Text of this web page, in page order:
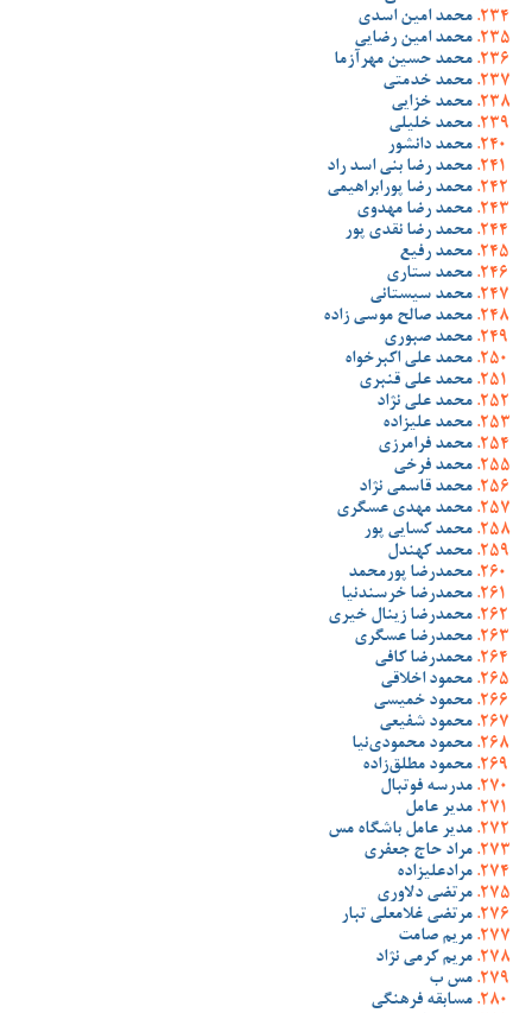
محمد امین اسدی
محمد امین رضایی
محمد حسین مهرآزما
محمد خدمتی
محمد خزایی
محمد خلیلی
محمد دانشور
محمد رضا بنی اسد راد
محمد رضا پورابراهیمی
محمد رضا مهدوی
محمد رضا نقدی پور
محمد رفیع
محمد ستاری
محمد سیستانی
محمد صالح موسی زاده
محمد صبوری
محمد علی اکبرخواه
محمد علی قنبری
محمد علی نژاد
محمد علیزاده
محمد فرامرزی
محمد فرخی
محمد قاسمی نژاد
محمد مهدی عسگری
محمد کسایی پور
محمد کهندل
محمدرضا پورمحمد
محمدرضا خرسندنیا
محمدرضا زینال خیری
محمدرضا عسگری
محمدرضا کافی
محمود اخلاقی
محمود خمیسی
محمود شفیعی
محمود محمودی‌نیا
محمود مطلق‌زاده
مدرسه فوتبال
مدیر عامل
مدیر عامل باشگاه مس
مراد حاج جعفری
مرادعلیزاده
مرتضی دلاوری
مرتضی غلامعلی تبار
مریم صامت
مریم کرمی نژاد
مس ب
مسابقه فرهنگی